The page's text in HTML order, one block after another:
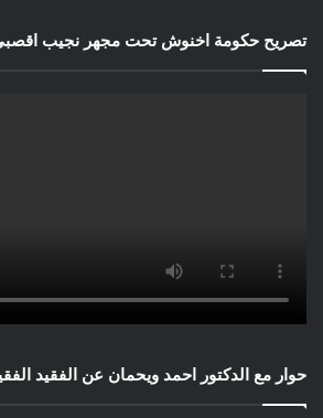
تصريح حكومة اخنوش تحت مجهر نجيب
حوار مع الدكتور احمد ويحمان عن الفقيد